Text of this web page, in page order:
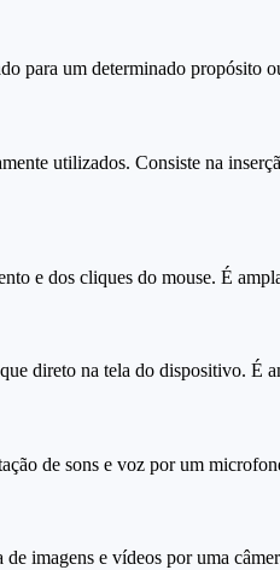
para um determinado
utilizados. Consiste na
e dos cliques do mouse. É
direto na tela do dispositivo. É
de sons e voz por um
imagens e vídeos por uma